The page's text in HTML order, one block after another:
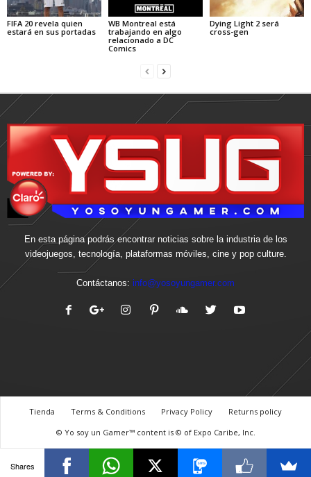
FIFA 20 revela quien
estará en sus portadas
WB Montreal está
trabajando en algo
relacionado a DC
Comics
Dying Light 2 será
cross-gen
En esta página podrás encontrar noticias sobre la industria de los
videojuegos, tecnología, plataformas móviles, cine y pop culture.
Contáctanos: info@yosoyungamer.com
Tienda Terms & Conditions Privacy Policy
Returns policy
© Yo soy un Gamer™ content is © of Expo Caribe, Inc.
Shares